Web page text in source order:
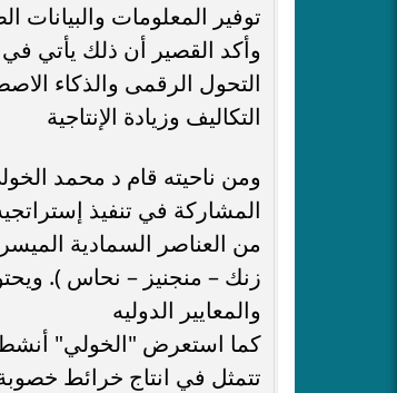
توفير المعلومات
وأكد القصير أن ذلك يأتي في
التحول الرقمى والذكاء
التكاليف وزيادة الإنتاجية
ومن ناحيته قام د محمد
المشاركة في تنفيذ
من العناصر السمادية
زنك – منجنيز – نحاس ).
والمعايير الدوليه
كما استعرض "الخولي"
تتمثل في انتاج خرائط خصوبة